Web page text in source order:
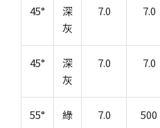
45°
深
灰
7.0 7.0
45°
深
灰
7.0 7.0
55° 綠 7.0 500
E-MAIL
sales@hung-shuh.com.tw